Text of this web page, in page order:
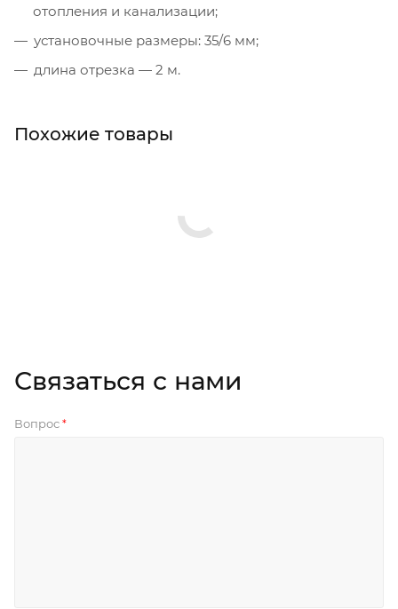
отопления и канализации;
установочные размеры: 35/6 мм;
длина отрезка — 2 м.
Похожие товары
Связаться с нами
Вопрос *